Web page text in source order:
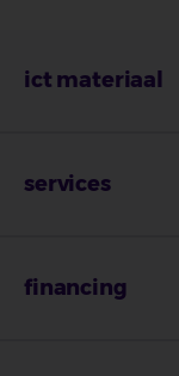
ict materiaal
services
financing